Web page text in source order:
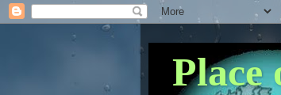
Place